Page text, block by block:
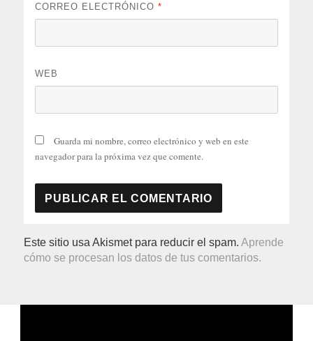
CORREO ELECTRÓNICO*
WEB
Guarda mi nombre, correo electrónico y web en este
navegador para la próxima vez que comente.
Este sitio usa Akismet para reducir el spam.Aprende
cómo se procesan los datos de tus comentarios.